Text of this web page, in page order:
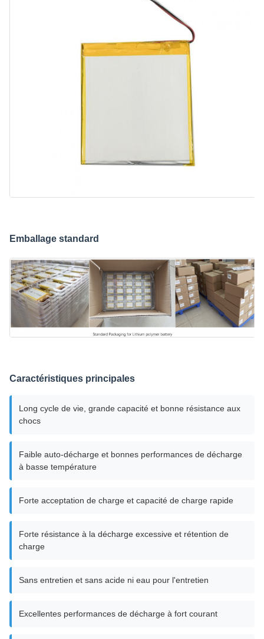
Emballage standard
Caractéristiques principales
Long cycle de vie, grande capacité et bonne résistance aux
chocs
Faible auto-décharge et bonnes performances de décharge
à basse température
Forte acceptation de charge et capacité de charge rapide
Forte résistance à la décharge excessive et rétention de
charge
Sans entretien et sans acide ni eau pour l'entretien
Excellentes performances de décharge à fort courant